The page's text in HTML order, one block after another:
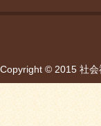
Copyright © 2015 社